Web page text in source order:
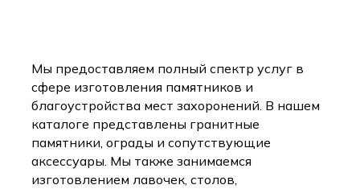
Мы предоставляем полный спектр услуг в
сфере изготовления памятников и
благоустройства мест захоронений. В нашем
каталоге представлены гранитные
памятники, ограды и сопутствующие
аксессуары. Мы также занимаемся
изготовлением лавочек, столов,